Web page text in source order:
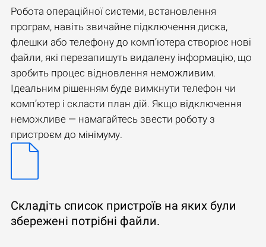
Робота операційної системи, встановлення
програм, навіть звичайне підключення диска,
флешки або телефону до комп’ютера створює нові
файли, які перезапишуть видалену інформацію, що
зробить процес відновлення неможливим.
Ідеальним рішенням буде вимкнути телефон чи
комп’ютер і скласти план дій. Якщо відключення
неможливе — намагайтесь звести роботу з
пристроєм до мінімуму.
Складіть список пристроїв на яких були
збережені потрібні файли.